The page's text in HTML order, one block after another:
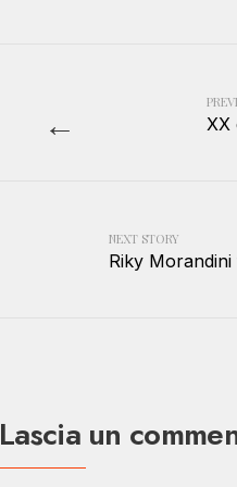
← XX
NEXT STORY
Riky
Lascia un